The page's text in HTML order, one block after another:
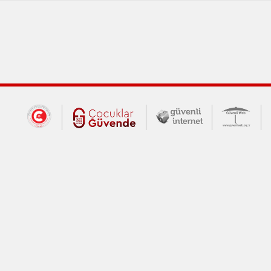
Dış Bağlantılar
Cumhurbaşkanlığı İletişim Merkezi
Çocuklar Güvende (yeni
Güvenli